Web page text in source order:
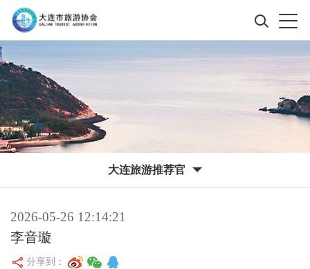
大连旅游推荐官
2026-05-26 12:14:21
李音璇
分享到：